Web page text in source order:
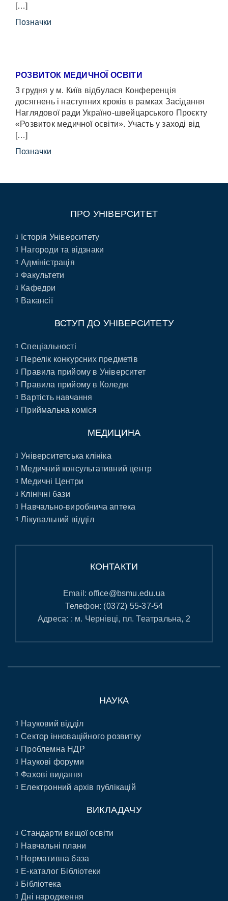
[…]
Позначки
РОЗВИТОК МЕДИЧНОЇ ОСВІТИ
3 грудня у м. Київ відбулася Конференція
досягнень і наступних кроків в рамках Засідання
Наглядової ради Україно-швейцарського Проєкту
«Розвиток медичної освіти». Участь у заході від
[…]
Позначки
ПРО УНІВЕРСИТЕТ
Історія Університету
Нагороди та відзнаки
Адміністрація
Факультети
Кафедри
Вакансії
ВСТУП ДО УНІВЕРСИТЕТУ
Спеціальності
Перелік конкурсних предметів
Правила прийому в Університет
Правила прийому в Коледж
Вартість навчання
Приймальна коміся
МЕДИЦИНА
Університетська клініка
Медичний консультативний центр
Медичні Центри
Клінічні бази
Навчально-виробнича аптека
Лікувальний відділ
КОНТАКТИ
Email:office@bsmu.edu.ua
Телефон: (0372) 55-37-54
Адреса: : м. Чернівці, пл. Театральна, 2
НАУКА
Науковий відділ
Сектор інноваційного розвитку
Проблемна НДР
Наукові форуми
Фахові видання
Електронний архів публікацій
ВИКЛАДАЧУ
Стандарти вищої освіти
Навчальні плани
Нормативна база
E-каталог Бібліотеки
Бібліотека
Дні народження